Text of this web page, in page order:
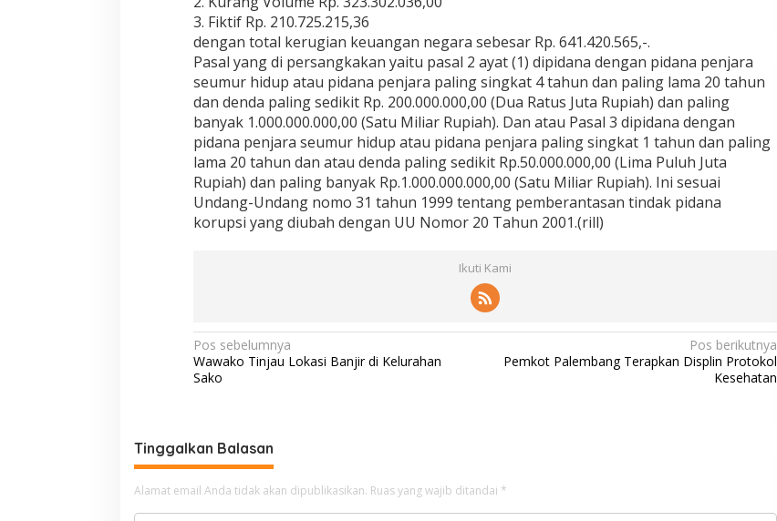
3. Fiktif Rp. 210.725.215,36
dengan total kerugian keuangan negara sebesar Rp. 641.420.565,-.
Pasal yang di persangkakan yaitu pasal 2 ayat (1) dipidana dengan pidana penjara
seumur hidup atau pidana penjara paling singkat 4 tahun dan paling lama 20 tahun
dan denda paling sedikit Rp. 200.000.000,00 (Dua Ratus Juta Rupiah) dan paling
banyak 1.000.000.000,00 (Satu Miliar Rupiah). Dan atau Pasal 3 dipidana dengan
pidana penjara seumur hidup atau pidana penjara paling singkat 1 tahun dan paling
lama 20 tahun dan atau denda paling sedikit Rp.50.000.000,00 (Lima Puluh Juta
Rupiah) dan paling banyak Rp.1.000.000.000,00 (Satu Miliar Rupiah). Ini sesuai
Undang-Undang nomo 31 tahun 1999 tentang pemberantasan tindak pidana
korupsi yang diubah dengan UU Nomor 20 Tahun 2001.(rill)
Ikuti Kami
N
a
g
a
s
Pos sebelumnya
Wawako Tinjau Lokasi Banjir di Kelurahan
Sako
Pos berikutnya
Pemkot Palembang Terapkan Displin Protokol
Kesehatan
Tinggalkan Balasan
Alamat email Anda tidak akan dipublikasikan. Ruas yang wajib ditandai *